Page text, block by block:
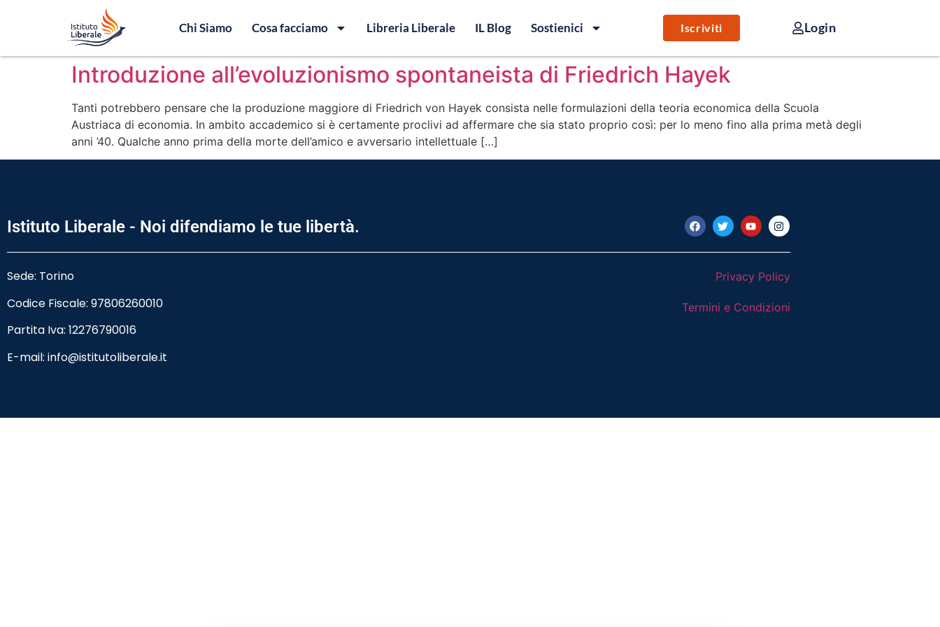
Chi Siamo Cosa facciamo Libreria Liberale IL Blog Sostienici Iscriviti Login
Introduzione all’evoluzionismo spontaneista di Friedrich Hayek
Tanti potrebbero pensare che la produzione maggiore di Friedrich von Hayek consista nelle formulazioni della teoria economica della Scuola
Austriaca di economia. In ambito accademico si è certamente proclivi ad affermare che sia stato proprio così: per lo meno fino alla prima metà degli
anni ’40. Qualche anno prima della morte dell’amico e avversario intellettuale […]
Istituto Liberale - Noi difendiamo le tue libertà.
Sede: Torino
Codice Fiscale: 97806260010
Partita Iva: 12276790016
E-mail: info@istitutoliberale.it
Privacy Policy
Termini e Condizioni